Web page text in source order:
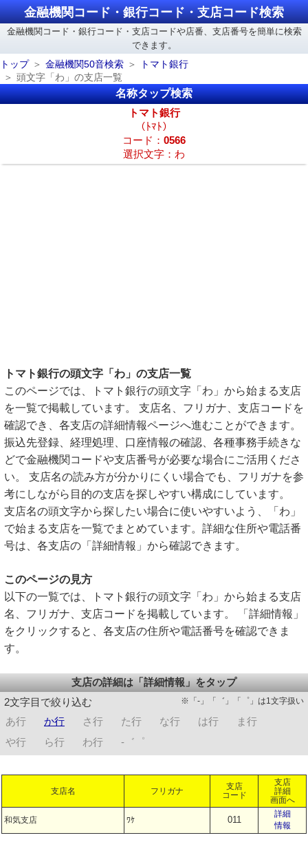
金融機関コード・銀行コード・支店コード検索
金融機関コード・銀行コード・支店コードや店番、支店番号を簡単に検索
できます。
トップ
金融機関50音検索
トマト銀行
頭文字「わ」の支店一覧
名称タップ検索
トマト銀行
（ﾄﾏﾄ）
コード： 0566
選択文字：わ
トマト銀行の頭文字「わ」の支店一覧
このページでは、トマト銀行の頭文字「わ」から始まる支店
を一覧で掲載しています。 支店名、フリガナ、支店コードを
確認でき、各支店の詳細情報ページへ進むことができます。
振込先登録、経理処理、口座情報の確認、各種事務手続きな
どで金融機関コードや支店番号が必要な場合にご活用くださ
い。 支店名の読み方が分かりにくい場合でも、フリガナを参
考にしながら目的の支店を探しやすい構成にしています。
支店名の頭文字から探したい場合に使いやすいよう、「わ」
で始まる支店を一覧でまとめています。詳細な住所や電話番
号は、各支店の「詳細情報」から確認できます。
このページの見方
以下の一覧では、トマト銀行の頭文字「わ」から始まる支店
名、フリガナ、支店コードを掲載しています。 「詳細情報」
をクリックすると、各支店の住所や電話番号を確認できま
す。
支店の詳細は「詳細情報」をタップ
2文字目で絞り込む
※「-」「゛」「゜」は1文字扱い
あ行 か行 さ行 た行 な行 は行
ま行
や行
ら行 わ行 -゛゜
支店名 フリガナ
支店
コード
支店
詳細
画面へ
和気支店 ﾜｹ 011
詳細
情報